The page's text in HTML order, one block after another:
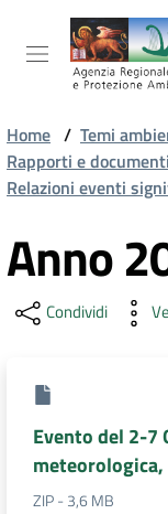
Salta al contenuto
Salta alla
Salta al footer
ARPAV
TEMI
SERVIZI
Home / Temi
Rapporti e documenti
Relazioni eventi
Anno
Condividi
Evento del 2-7
ZIP - 3,6 MB